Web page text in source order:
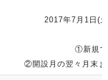
2017年7月1日(
①新規で
②開設月の翌々月末ま